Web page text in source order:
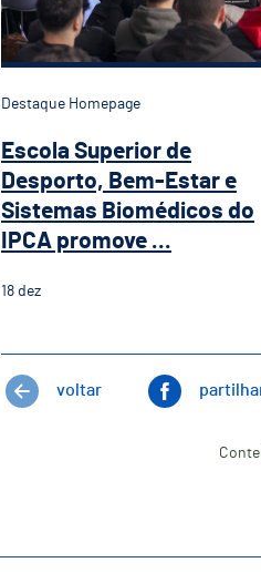
Destaque Homepage
Escola Superior de
Desporto, Bem-Estar e
Sistemas Biomédicos do
IPCA promove ...
18 dez
voltar